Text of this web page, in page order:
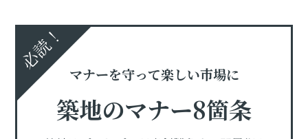
必読！
マナーを守って楽しい市場に
築地のマナー8箇条